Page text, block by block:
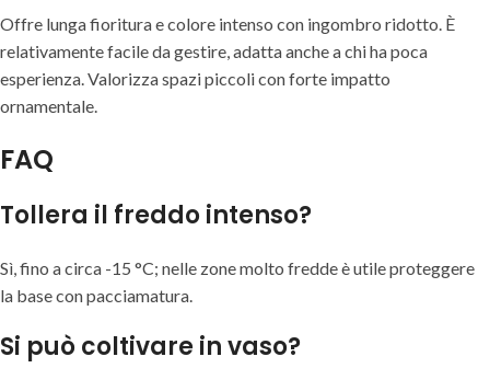
Offre lunga fioritura e colore intenso con ingombro ridotto. È
relativamente facile da gestire, adatta anche a chi ha poca
esperienza. Valorizza spazi piccoli con forte impatto
ornamentale.
FAQ
Tollera il freddo intenso?
Sì, fino a circa -15 °C; nelle zone molto fredde è utile proteggere
la base con pacciamatura.
Si può coltivare in vaso?